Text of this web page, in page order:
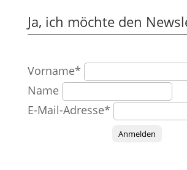
Ja, ich möchte den
Vorname*
Name
E-Mail-Adresse*
Anmelden